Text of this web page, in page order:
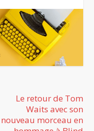
Le retour de Tom
Waits avec son
nouveau morceau en